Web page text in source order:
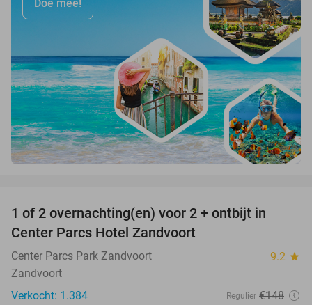
Doe mee!
1 of 2 overnachting(en) voor 2 + ontbijt in
Center Parcs Hotel Zandvoort
Center Parcs Park Zandvoort 9.2 star
Zandvoort
Verkocht: 1.384
Regulier €148